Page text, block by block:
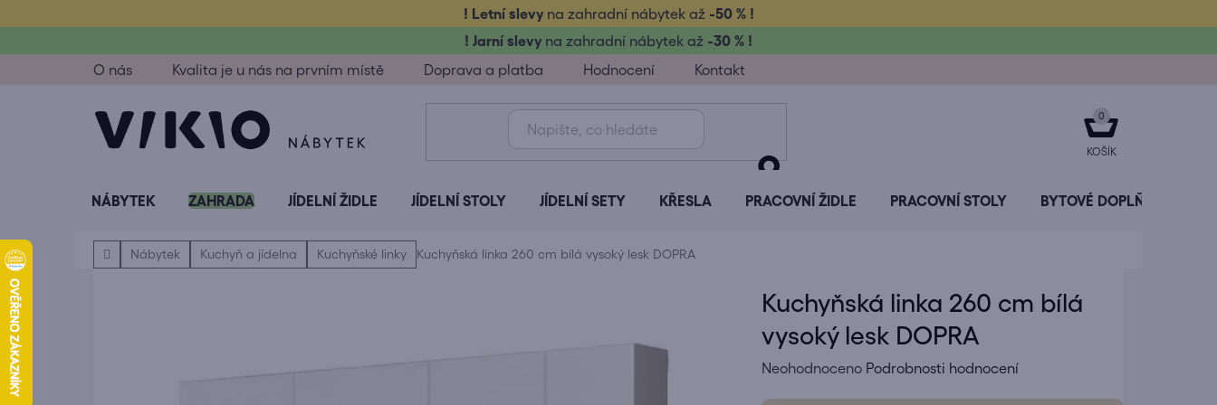
na
! Letní slevy na zahradní nábytek až-50 % !
! Jarní slevy na zahradní nábytek až -30 % !
O nás
Kvalita je u nás na prvním místě Doprava a platba Hodnocení Kontakt
NÁKUPNÍ
KOŠÍK
NÁBYTEK ZAHRADA JÍDELNÍ ŽIDLE JÍDELNÍ STOLY JÍDELNÍ SETY KŘESLA PRACOVNÍ ŽIDLE PRACOVNÍ STOLY BYTOVÉ DOPLŇKY
DomůNábytek Kuchyň a jídelna Kuchyňské linky Kuchyňská linka 260 cm bílá vysoký lesk DOPRA
Kuchyňská linka 260 cm bílá
vysoký lesk DOPRA
Průměrné
Neohodnoceno Podrobnosti hodnocení